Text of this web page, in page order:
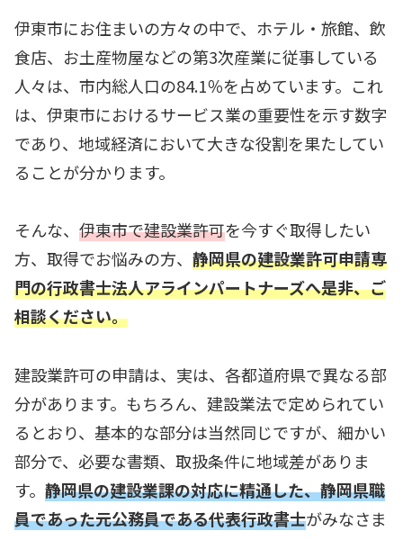
伊東市にお住まいの方々の中で、ホテル・旅館、飲
食店、お土産物屋などの第3次産業に従事している
人々は、市内総人口の84.1％を占めています。これ
は、伊東市におけるサービス業の重要性を示す数字
であり、地域経済において大きな役割を果たしてい
ることが分かります。
そんな、伊東市で建設業許可を今すぐ取得したい
方、取得でお悩みの方、静岡県の建設業許可申請専
門の行政書士法人アラインパートナーズへ是非、ご
相談ください。
建設業許可の申請は、実は、各都道府県で異なる部
分があります。もちろん、建設業法で定められてい
るとおり、基本的な部分は当然同じですが、細かい
部分で、必要な書類、取扱条件に地域差がありま
す。静岡県の建設業課の対応に精通した、静岡県職
員であった元公務員である代表行政書士がみなさま